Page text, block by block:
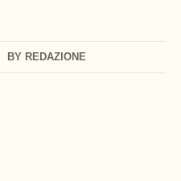
BY REDAZIONE